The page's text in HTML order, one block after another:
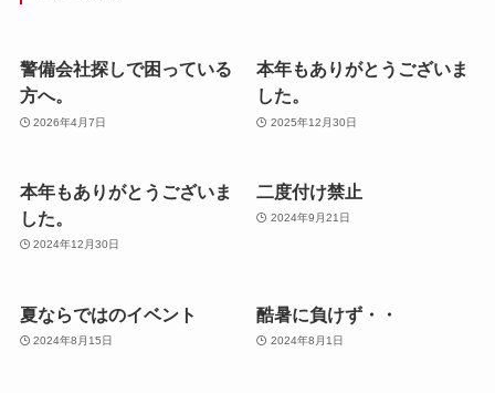
警備会社探しで困っている
方へ。
2026年4月7日
本年もありがとうございま
した。
2025年12月30日
本年もありがとうございま
した。
2024年12月30日
二度付け禁止
2024年9月21日
夏ならではのイベント
2024年8月15日
酷暑に負けず・・
2024年8月1日